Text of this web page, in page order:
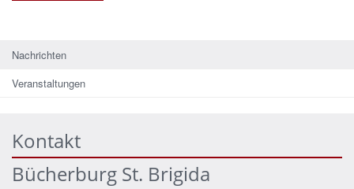
Nachrichten
Veranstaltungen
Kontakt
Bücherburg St. Brigida